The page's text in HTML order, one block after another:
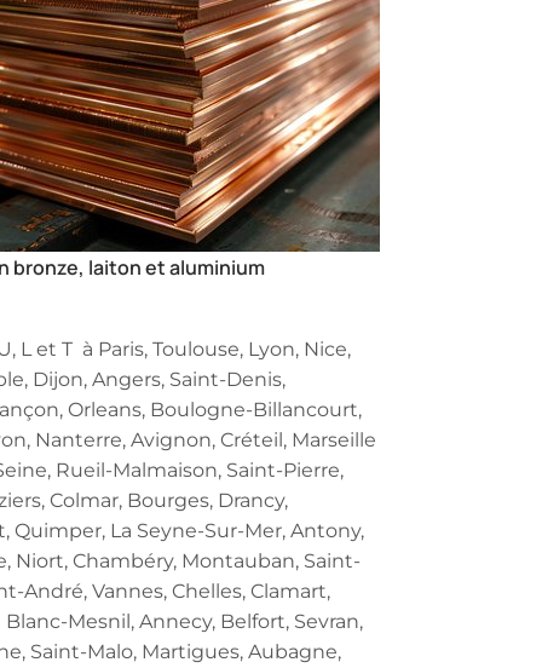
metal, laiton et cuivre
et T à Paris, Toulouse, Lyon, Nice,
Dijon, Angers, Saint-Denis,
Orleans, Boulogne-Billancourt,
Nanterre, Avignon, Créteil, Marseille
Rueil-Malmaison, Saint-Pierre,
Colmar, Bourges, Drancy,
Quimper, La Seyne-Sur-Mer, Antony,
Niort, Chambéry, Montauban, Saint-
André, Vannes, Chelles, Clamart,
Mesnil, Annecy, Belfort, Sevran,
Saint-Malo, Martigues, Aubagne,